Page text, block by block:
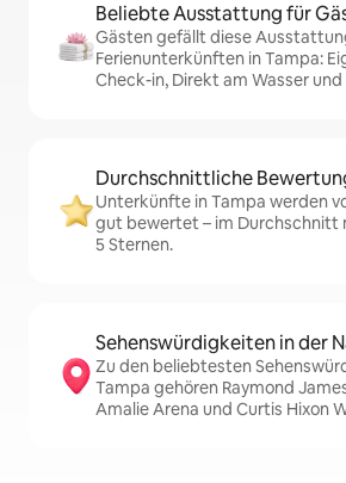
Beliebte Ausstattung für
Gästen gefällt diese
Ferienunterkünften in Tampa:
Check-in, Direkt am Wasser
Durchschnittliche
Unterkünfte in Tampa werden
gut bewertet – im Durchschnitt
5 Sternen.
Sehenswürdigkeiten in der
Zu den beliebtesten
Tampa gehören Raymond
Amalie Arena und Curtis Hixon